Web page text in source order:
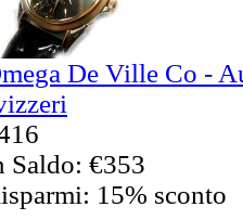
De Ville Co -
Saldo: €353
15% sconto